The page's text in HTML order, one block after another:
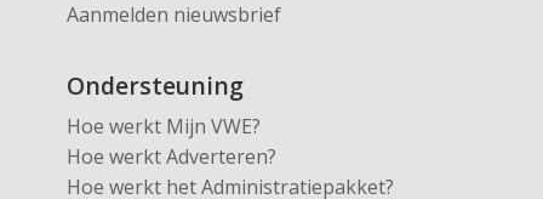
Aanmelden nieuwsbrief
Ondersteuning
Hoe werkt Mijn VWE?
Hoe werkt Adverteren?
Hoe werkt het Administratiepakket?